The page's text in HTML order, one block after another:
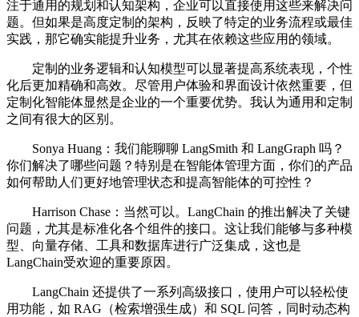
注于通用的规划和认知架构，企业可以直接使用这些来解决问
题。但如果是高度定制的架构，反映了特定的业务流程或最佳
实践，那它确实能提升业务，尤其在依赖这些应用的领域。
定制的业务逻辑和认知模型可以显著提高系统表现，个性
化后更加精确和高效。尽管用户体验和界面设计依然重要，但
定制化智能体显然是企业的一个重要优势。我认为通用和定制
之间有很大的区别。
Sonya Huang：我们能聊聊 LangSmith 和 LangGraph 吗？
你们解决了哪些问题？特别是在智能体管理方面，你们的产品
如何帮助人们更好地管理状态和提高智能体的可控性？
Harrison Chase：当然可以。LangChain 的推出解决了关键
问题，尤其是标准化各个组件的接口。这让我们能够与多种模
型、向量存储、工具和数据库进行广泛集成，这也是
LangChain受欢迎的重要原因。
LangChain 还提供了一系列高级接口，使用户可以轻松使
用功能，如 RAG（检索增强生成）和 SQL 问答，同时动态构